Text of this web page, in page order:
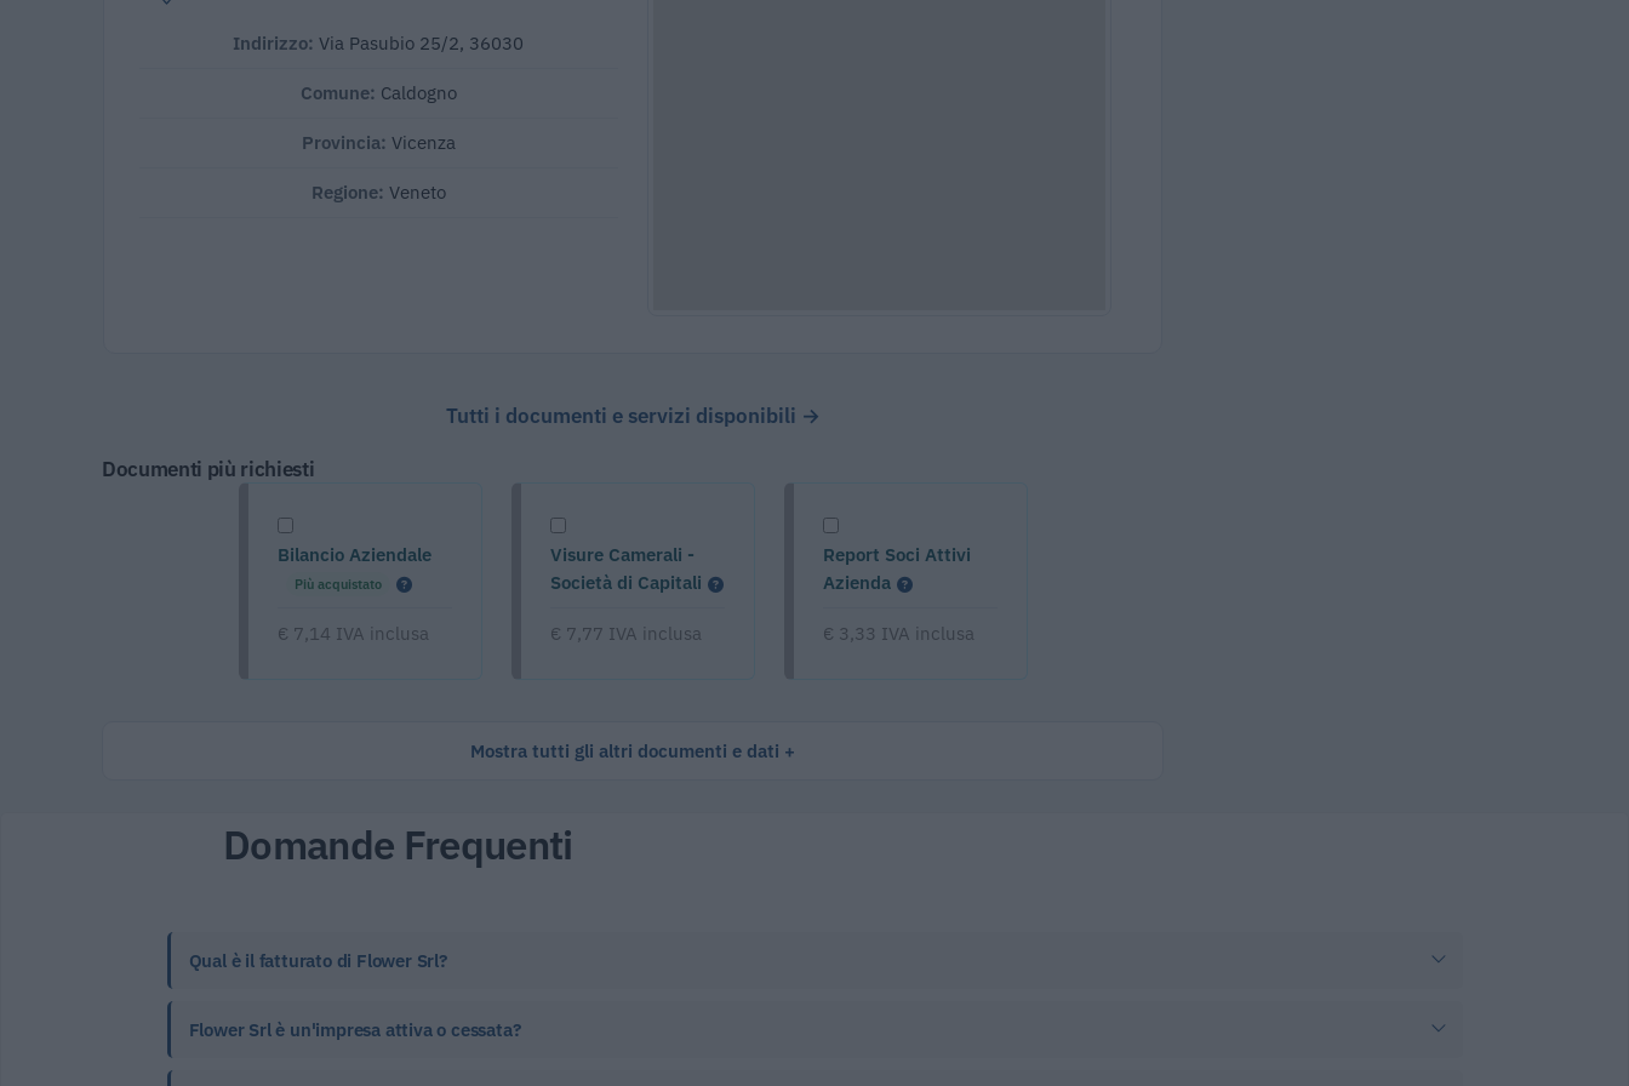
Indirizzo: Via Pasubio 25/2, 36030
Comune: Caldogno
Provincia: Vicenza
Regione: Veneto
Tutti i documenti e servizi disponibili →
Documenti più richiesti
Bilancio Aziendale
Più acquistato
€ 7,14 IVA inclusa
Visure Camerali -
Società di Capitali
€ 7,77 IVA inclusa
Report Soci Attivi
Azienda
€ 3,33 IVA inclusa
Mostra tutti gli altri documenti e dati
Domande Frequenti
Qual è il fatturato di Flower Srl?
Flower Srl è un'impresa attiva o cessata?